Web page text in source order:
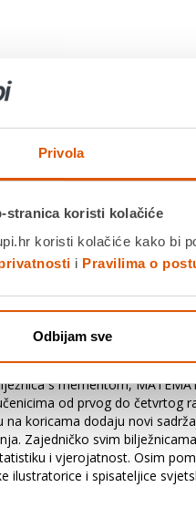
Privola
stranica koristi kolačiće
koristi kolačiće kako bi
i Pravilima o
Odbijam sve
s mementom,
od prvog do četvrtog
koricama dodaju novi
Zajedničko svim
i vjerojatnost. Osim
ilustratorice i spisateljice